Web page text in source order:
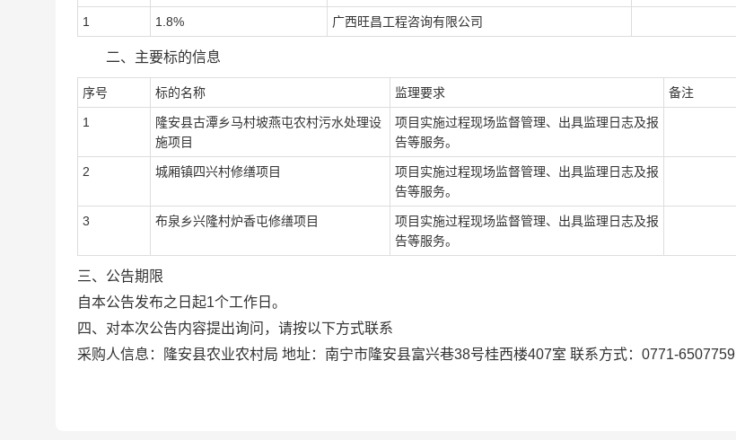
1 1.8% 广西旺昌工程咨询有限公司
二、主要标的信息
序号 标的名称 监理要求 备注
1
隆安县古潭乡马村坡燕屯农村污水处理设
施项目
项目实施过程现场监督管理、出具监理日志及报
告等服务。
2 城厢镇四兴村修缮项目
项目实施过程现场监督管理、出具监理日志及报
告等服务。
3 布泉乡兴隆村炉香屯修缮项目
项目实施过程现场监督管理、出具监理日志及报
告等服务。
三、公告期限
自本公告发布之日起1个工作日。
四、对本次公告内容提出询问，请按以下方式联系
采购人信息：
隆安县农业农村局 地址：南宁市隆安县富兴巷38号桂西楼407室 联系方式： 0771-6507759